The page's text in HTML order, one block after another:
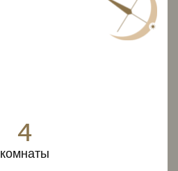
4
комнаты